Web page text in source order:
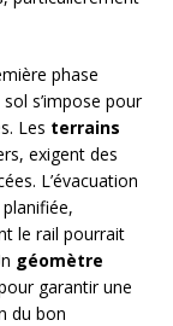
phase
s’impose pour
Les terrains
exigent des
L’évacuation
le rail pourrait
géomètre
garantir une
du bon